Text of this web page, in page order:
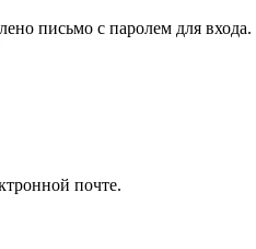
письмо с паролем для входа.
почте.